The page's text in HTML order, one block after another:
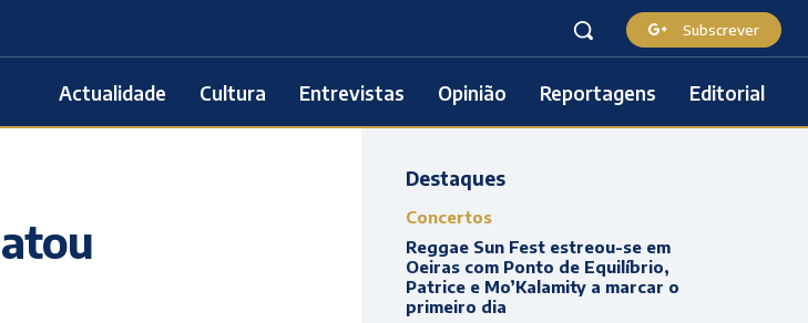
Subscrever
Actualidade Cultura Entrevistas Opinião Reportagens Editorial
Destaques
Concertos
Reggae Sun Fest estreou-se em
Oeiras com Ponto de Equilíbrio,
Patrice e Mo’Kalamity a marcar o
primeiro dia